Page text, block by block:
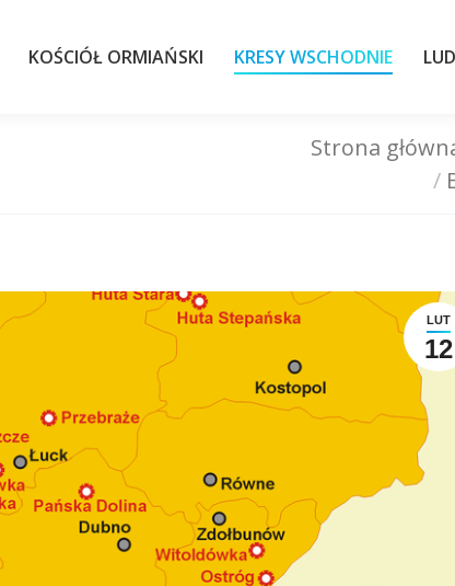
KOŚCIÓŁ ORMIAŃSKI KRESY WSCHODNIE
Strona
LUT
12